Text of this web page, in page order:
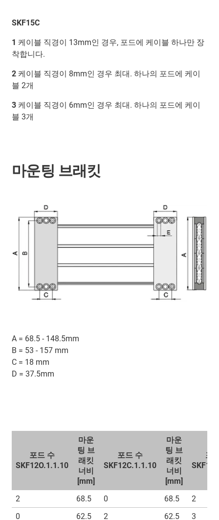
SKF15C
1 케이블 직경이 13mm인 경우, 포드에 케이블 하나만 장
착합니다.
2 케이블 직경이 8mm인 경우 최대. 하나의 포드에 케이
블 2개
3 케이블 직경이 6mm인 경우 최대. 하나의 포드에 케이
블 3개
마운팅 브래킷
A = 68.5 - 148.5mm
B = 53 - 157 mm
C = 18 mm
D = 37.5mm
포드 수
SKF12O.1.1.10
마운
팅 브
래킷
너비
[mm]
포드 수
SKF12C.1.1.10
마운
팅 브
래킷
너비
[mm]
포
2 68.5 0 68.5
2
0
62.5 2 62.5 3